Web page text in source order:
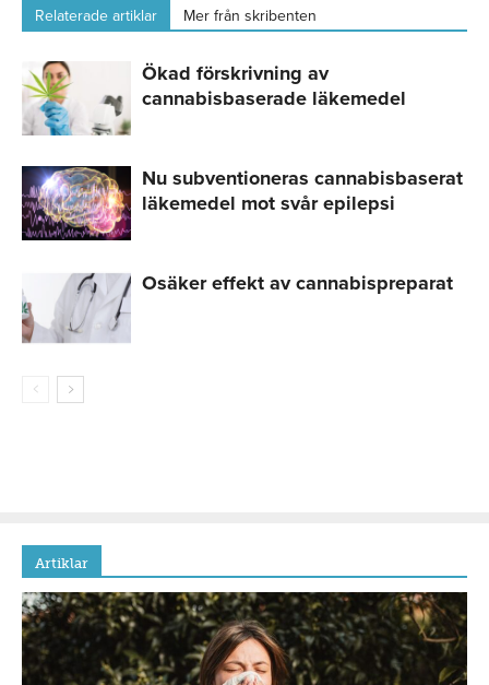
Relaterade artiklar Mer från skribenten
Ökad förskrivning av
cannabisbaserade läkemedel
Nu subventioneras cannabisbaserat
läkemedel mot svår epilepsi
Osäker effekt av cannabispreparat
Artiklar